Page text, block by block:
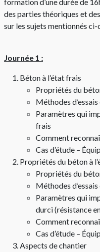
des parties théoriques et
sur les sujets mentionnés ci-
Journée 1 :
Béton à l’état frais
Propriétés du
Méthodes
Paramètres qui
frais
Comment
Cas d’étude –
Propriétés du béton à
Propriétés du
Méthodes
Paramètres qui
durci (résistance
Comment
Cas d’étude –
Aspects de chantier